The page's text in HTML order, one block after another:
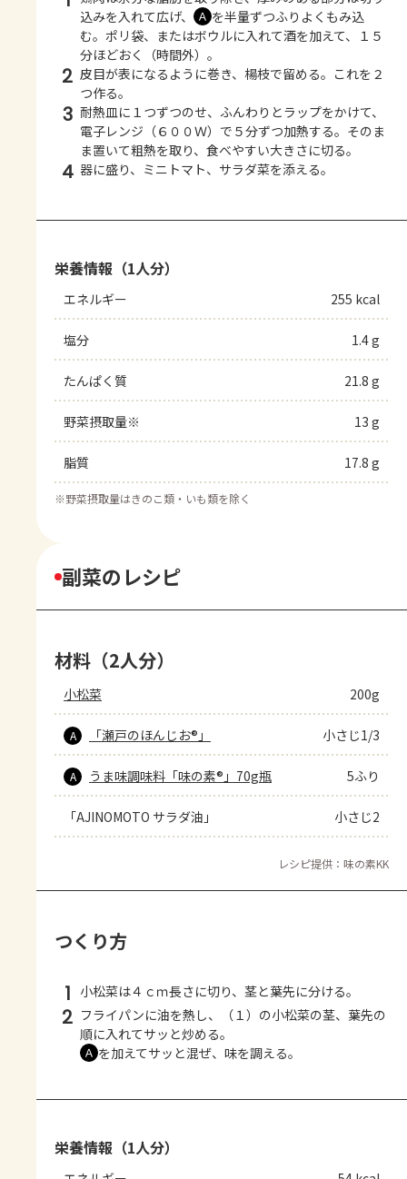
込みを入れて広げ、
Ａ を半量ずつふりよくもみ込
む。ポリ袋、またはボウルに入れて酒を加えて、１５
分ほどおく（時間外）。
2 皮目が表になるように巻き、楊枝で留める。これを２
つ作る。
3 耐熱皿に１つずつのせ、ふんわりとラップをかけて、
電子レンジ（６００Ｗ）で５分ずつ加熱する。そのま
ま置いて粗熱を取り、食べやすい大きさに切る。
4 器に盛り、ミニトマト、サラダ菜を添える。
栄養情報（1人分）
エネルギー 255 kcal
塩分 1.4 g
たんぱく質 21.8 g
野菜摂取量※ 13 g
脂質 17.8 g
※野菜摂取量はきのこ類・いも類を除く
副菜のレシピ
材料（2人分）
小松菜 200g
A 「瀬戸のほんじお®」 小さじ1/3
A うま味調味料「味の素®」70g瓶 5ふり
「AJINOMOTO サラダ油」 小さじ2
レシピ提供：味の素KK
つくり方
1 小松菜は４ｃｍ長さに切り、茎と葉先に分ける。
2 フライパンに油を熱し、（１）の小松菜の茎、葉先の
順に入れてサッと炒める。
Ａ を加えてサッと混ぜ、味を調える。
栄養情報（1人分）